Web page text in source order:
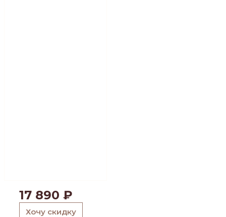
17 890 ₽
Хочу скидку